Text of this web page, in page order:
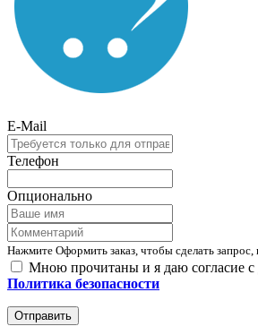
E-Mail
Телефон
Опционально
Нажмите Оформить заказ, чтобы сделать
Мною прочитаны и я даю согласие с
Политика безопасности
Отправить